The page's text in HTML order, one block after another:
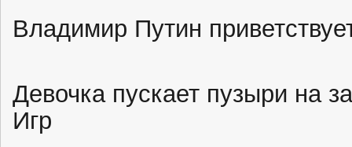
Владимир Путин
Девочка пускает пузыри на
Игр